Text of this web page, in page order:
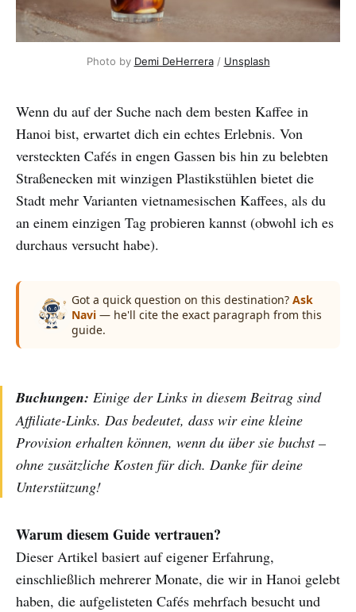
Photo by Demi DeHerrera / Unsplash
Wenn du auf der Suche nach dem besten Kaffee in
Hanoi bist, erwartet dich ein echtes Erlebnis. Von
versteckten Cafés in engen Gassen bis hin zu belebten
Straßenecken mit winzigen Plastikstühlen bietet die
Stadt mehr Varianten vietnamesischen Kaffees, als du
an einem einzigen Tag probieren kannst (obwohl ich es
durchaus versucht habe).
Got a quick question on this destination? Ask
Navi — he'll cite the exact paragraph from this
guide.
Buchungen: Einige der Links in diesem Beitrag sind
Affiliate-Links. Das bedeutet, dass wir eine kleine
Provision erhalten können, wenn du über sie buchst –
ohne zusätzliche Kosten für dich. Danke für deine
Unterstützung!
Warum diesem Guide vertrauen?
Dieser Artikel basiert auf eigener Erfahrung,
einschließlich mehrerer Monate, die wir in Hanoi gelebt
haben, die aufgelisteten Cafés mehrfach besucht und